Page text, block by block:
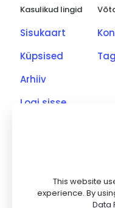
Kasulikud lingid
Sisukaart
Küpsised
Arhiiv
Logi sisse
This website
experience. By
Data